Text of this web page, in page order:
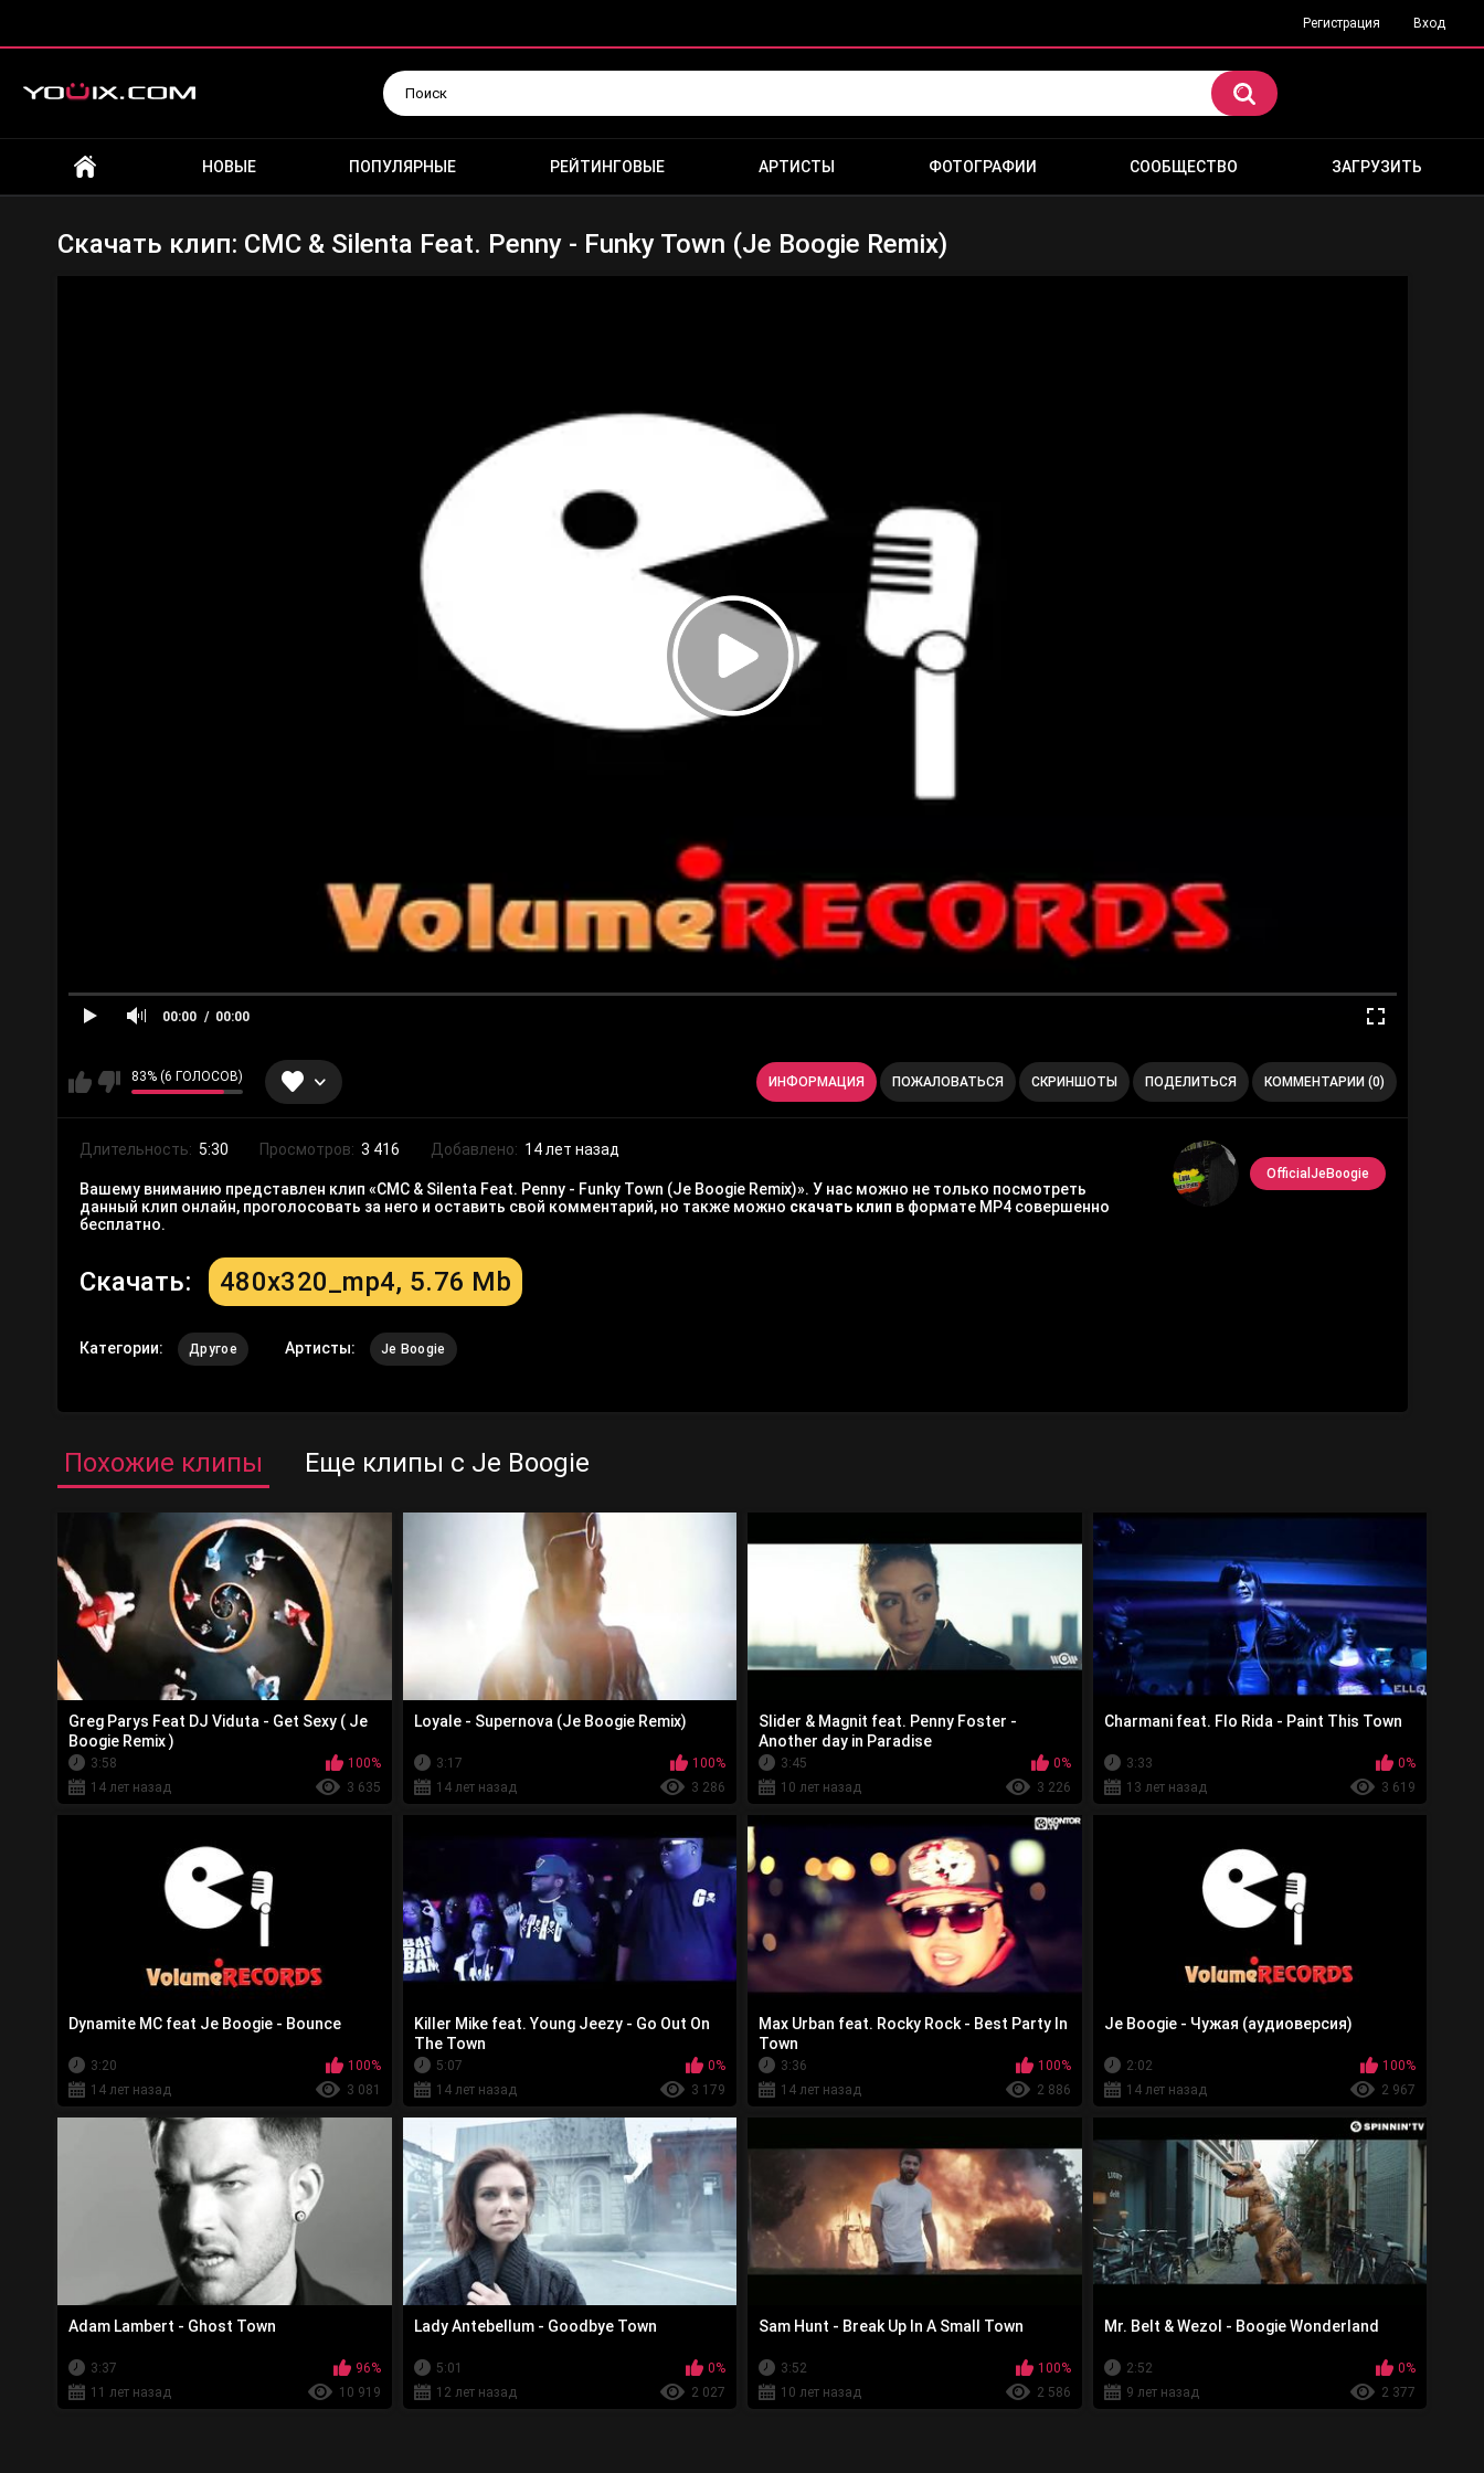
Регистрация Вход
НОВЫЕ ПОПУЛЯРНЫЕ РЕЙТИНГОВЫЕ АРТИСТЫ ФОТОГРАФИИ СООБЩЕСТВО ЗАГРУЗИТЬ
Скачать клип: CMC & Silenta Feat. Penny - Funky Town (Je Boogie Remix)
00:00 00:00
83% (6 ГОЛОСОВ) ИНФОРМАЦИЯ ПОЖАЛОВАТЬСЯ СКРИНШОТЫ ПОДЕЛИТЬСЯ КОММЕНТАРИИ (0)
OfficialJeBoogie
Длительность: 5:30 Просмотров: 3 416 Добавлено: 14 лет назад
Вашему вниманию представлен клип «CMC & Silenta Feat. Penny - Funky Town (Je Boogie Remix)». У нас можно не только посмотреть
данный клип онлайн, проголосовать за него и оставить свой комментарий, но также можно скачать клип в формате MP4 совершенно
бесплатно.
Скачать: 480x320_mp4, 5.76 Mb
Категории: Другое Артисты: Je Boogie
Похожие клипы Еще клипы с Je Boogie
Greg Parys Feat DJ Viduta - Get Sexy ( Je
Boogie Remix )
3:58
100%
14 лет назад
3 635
Loyale - Supernova (Je Boogie Remix)
3:17
100%
14 лет назад
3 286
Slider & Magnit feat. Penny Foster -
Another day in Paradise
3:45
0%
10 лет назад
3 226
Charmani feat. Flo Rida - Paint This Town
3:33
0%
13 лет назад
3 619
Dynamite MC feat Je Boogie - Bounce
3:20
100%
14 лет назад
3 081
Killer Mike feat. Young Jeezy - Go Out On
The Town
5:07
0%
14 лет назад
3 179
Max Urban feat. Rocky Rock - Best Party In
Town
3:36
100%
14 лет назад
2 886
Je Boogie - Чужая (аудиоверсия)
2:02
100%
14 лет назад
2 967
Adam Lambert - Ghost Town
3:37
96%
11 лет назад
10 919
Lady Antebellum - Goodbye Town
5:01
0%
12 лет назад
2 027
Sam Hunt - Break Up In A Small Town
3:52
100%
10 лет назад
2 586
Mr. Belt & Wezol - Boogie Wonderland
2:52
0%
9 лет назад
2 377